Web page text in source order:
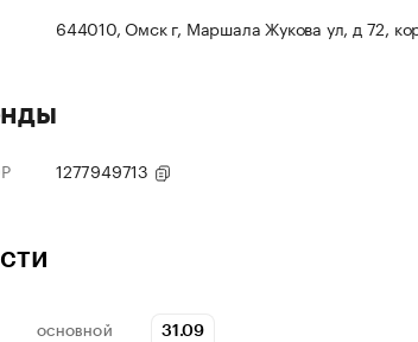
644010, Омск г, Маршала Жукова ул, д 72,
1277949713
ОСНОВНОЙ 31.09